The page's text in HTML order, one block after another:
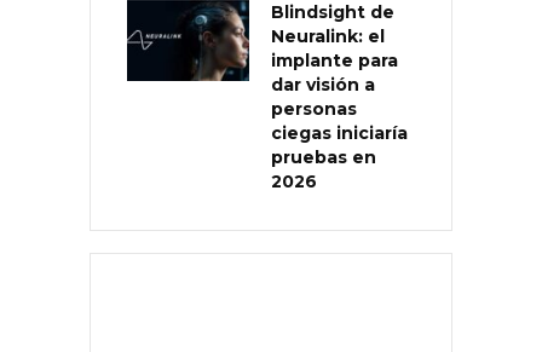
Blindsight de
Neuralink: el
implante para
dar visión a
personas
ciegas iniciaría
pruebas en
2026